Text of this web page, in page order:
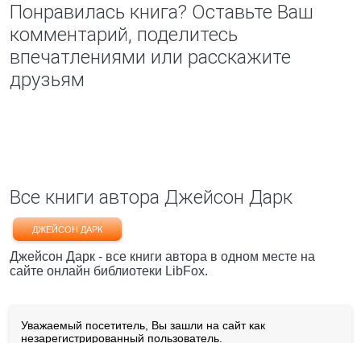
Понравилась книга? Оставьте Ваш
комментарий, поделитесь
впечатлениями или расскажите
друзьям
Все книги автора Джейсон Дарк
ДЖЕЙСОН ДАРК
Джейсон Дарк - все книги автора в одном месте на
сайте онлайн библиотеки LibFox.
Уважаемый посетитель, Вы зашли на сайт как
незарегистрированный пользователь.